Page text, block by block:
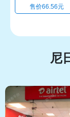
售价66.56元
尼